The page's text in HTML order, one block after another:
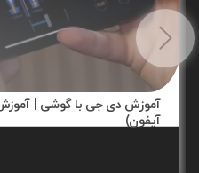
آیفون)